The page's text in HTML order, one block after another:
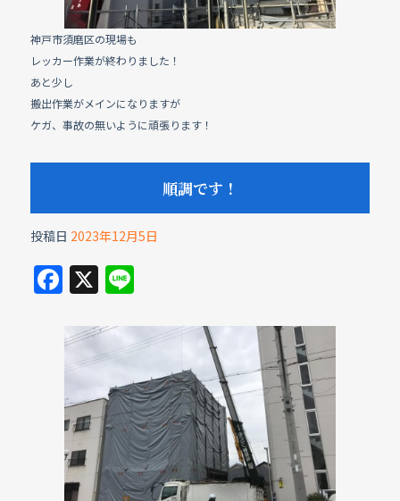
神戸市須磨区の現場も
レッカー作業が終わりました！
あと少し
搬出作業がメインになりますが
ケガ、事故の無いように頑張ります！
順調です！
投稿日 2023年12月5日
F
a
c
e
b
o
o
k
X Li
e